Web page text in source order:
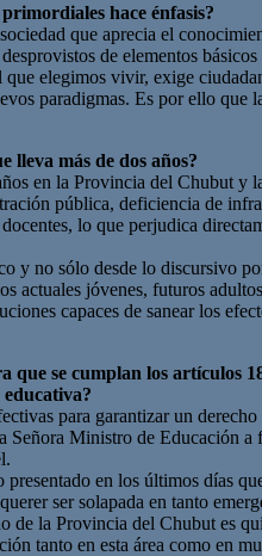
hace énfasis?
que aprecia el
de elementos
elegimos vivir, exige
paradigmas. Es por ello
lleva más de dos años?
en la Provincia del Chubut
pública, deficiencia de
lo que perjudica
y no sólo desde lo discursivo
actuales jóvenes, futuros
capaces de sanear los
se cumplan los artículos
educativa?
para garantizar un
Ministro de Educación
en los últimos días
ser solapada en tanto
la Provincia del Chubut es
tanto en esta área como en